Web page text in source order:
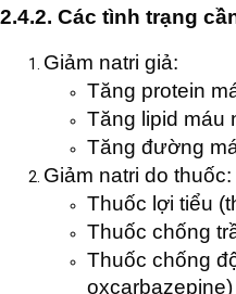
2.4.2. Các tình trạng
Giảm natri giả:
Tăng protein
Tăng lipid máu
Tăng đường
Giảm natri do thuốc:
Thuốc lợi tiểu
Thuốc chống
Thuốc chống
oxcarbazepine)